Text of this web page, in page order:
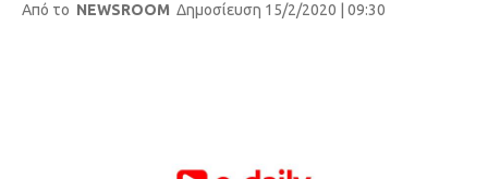
Life
Από το NEWSROOM Δημοσίευση 15/2/2020 | 09:30